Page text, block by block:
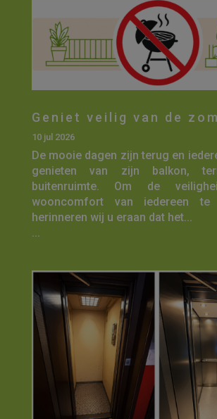
Geniet veilig van de
10 jul 2026
De mooie dagen zijn terug en
genieten van zijn balkon,
buitenruimte. Om de
wooncomfort van iedereen te
herinneren wij u eraan dat het...
...